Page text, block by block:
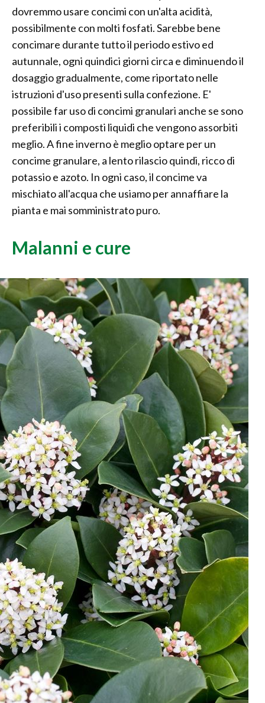
dovremmo usare concimi con un'alta acidità,
possibilmente con molti fosfati. Sarebbe bene
concimare durante tutto il periodo estivo ed
autunnale, ogni quindici giorni circa e diminuendo il
dosaggio gradualmente, come riportato nelle
istruzioni d'uso presenti sulla confezione. E'
possibile far uso di concimi granulari anche se sono
preferibili i composti liquidi che vengono assorbiti
meglio. A fine inverno è meglio optare per un
concime granulare, a lento rilascio quindi, ricco di
potassio e azoto. In ogni caso, il concime va
mischiato all'acqua che usiamo per annaffiare la
pianta e mai somministrato puro.
Malanni e cure